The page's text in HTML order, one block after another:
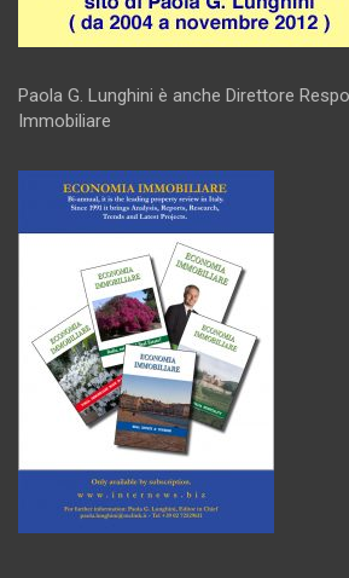
Paola G. Lunghini è anche Direttore
Immobiliare